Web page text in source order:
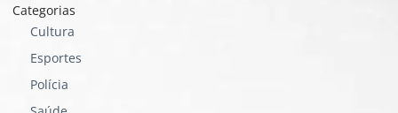
Categorias
Cultura
Esportes
Polícia